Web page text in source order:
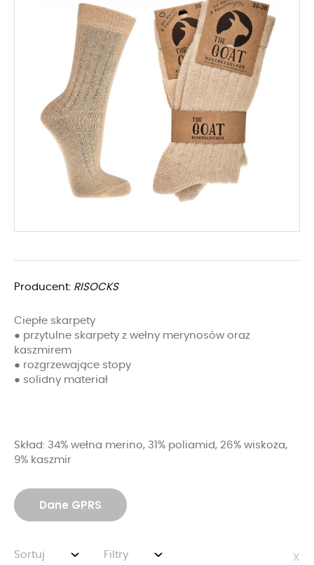
Producent: RISOCKS
Ciepłe skarpety
● przytulne skarpety z wełny merynosów oraz
kaszmirem
● rozgrzewające stopy
● solidny materiał
Skład: 34% wełna merino, 31% poliamid, 26% wiskoza,
9% kaszmir
Dane GPRS
Sortuj Filtry x